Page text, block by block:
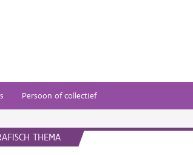
Persoon of collectief
THEMA